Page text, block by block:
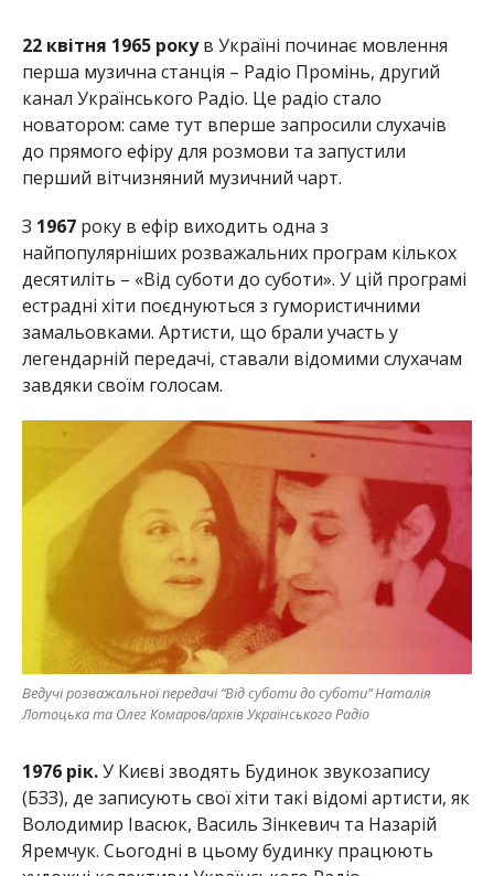
22 квітня 1965 рокув Україні починає мовлення
перша музична станція – Радіо Промінь, другий
канал Українського Радіо. Це радіо стало
новатором: саме тут вперше запросили слухачів
до прямого ефіру для розмови та запустили
перший вітчизняний музичний чарт.
З 1967року в ефір виходить одна з
найпопулярніших розважальних програм кількох
десятиліть – «Від суботи до суботи». У цій програмі
естрадні хіти поєднуються з гумористичними
замальовками. Артисти, що брали участь у
легендарній передачі, ставали відомими слухачам
завдяки своїм голосам.
Ведучі розважальної передачі “Від суботи до суботи” Наталія
Лотоцька та Олег Комаров/архів Українського Радіо
1976 рік.У Києві зводять Будинок звукозапису
(БЗЗ), де записують свої хіти такі відомі артисти, як
Володимир Івасюк, Василь Зінкевич та Назарій
Яремчук. Сьогодні в цьому будинку працюють